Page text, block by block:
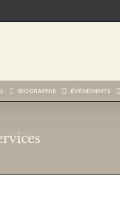
BIOGRAPHIE ÉVÈNEMENTS